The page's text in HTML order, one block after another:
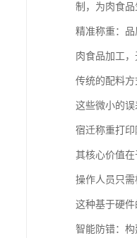
制，为肉食品
精准称重：
肉食品加工
传统的配料
这些微小的
宿迁称重打印
其核心价值在
操作人员只
这种基于硬
智能防错：